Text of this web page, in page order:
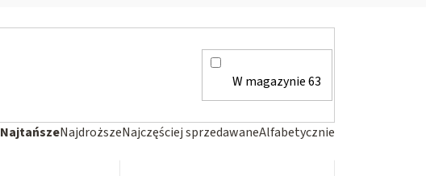
S
NajtańszeNajdroższeNajczęściej sprzedawaneAlfabetycznie
W magazynie63